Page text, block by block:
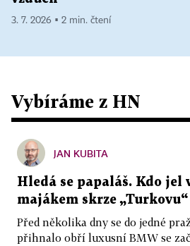
3. 7. 2026 ▪ 2 min. čtení
Vybíráme z HN
JAN KUBITA
Hledá se papaláš. Kdo jel
majákem skrze
Před několika dny se do jedné
přihnalo obří luxusní BMW se